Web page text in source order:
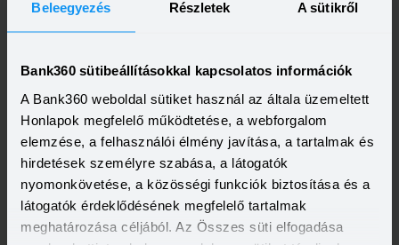
Beleegyezés Részletek A sütikről
Bank360 sütibeállításokkal kapcsolatos információk
A Bank360 weboldal sütiket használ az általa üzemeltett
Honlapok megfelelő működtetése, a webforgalom
elemzése, a felhasználói élmény javítása, a tartalmak és
hirdetések személyre szabása, a látogatók
nyomonkövetése, a közösségi funkciók biztosítása és a
látogatók érdeklődésének megfelelő tartalmak
meghatározása céljából. Az Összes süti elfogadása